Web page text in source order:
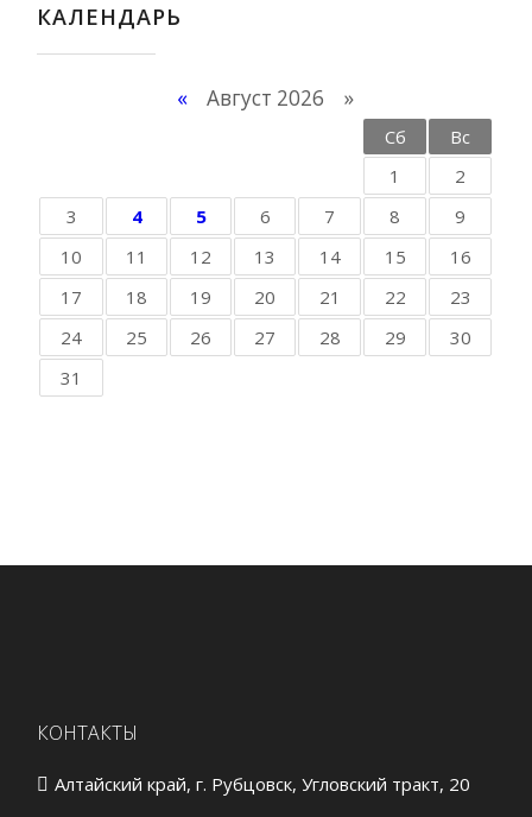
КАЛЕНДАРЬ
« Август 2026 »
Сб
Вс
1
2
3
4 5 6 7 8
9
10
11 12 13 14 15
16
17
18 19 20 21 22
23
24
25 26 27 28 29
30
31
КОНТАКТЫ
Алтайский край, г. Рубцовск, Угловский тракт, 20